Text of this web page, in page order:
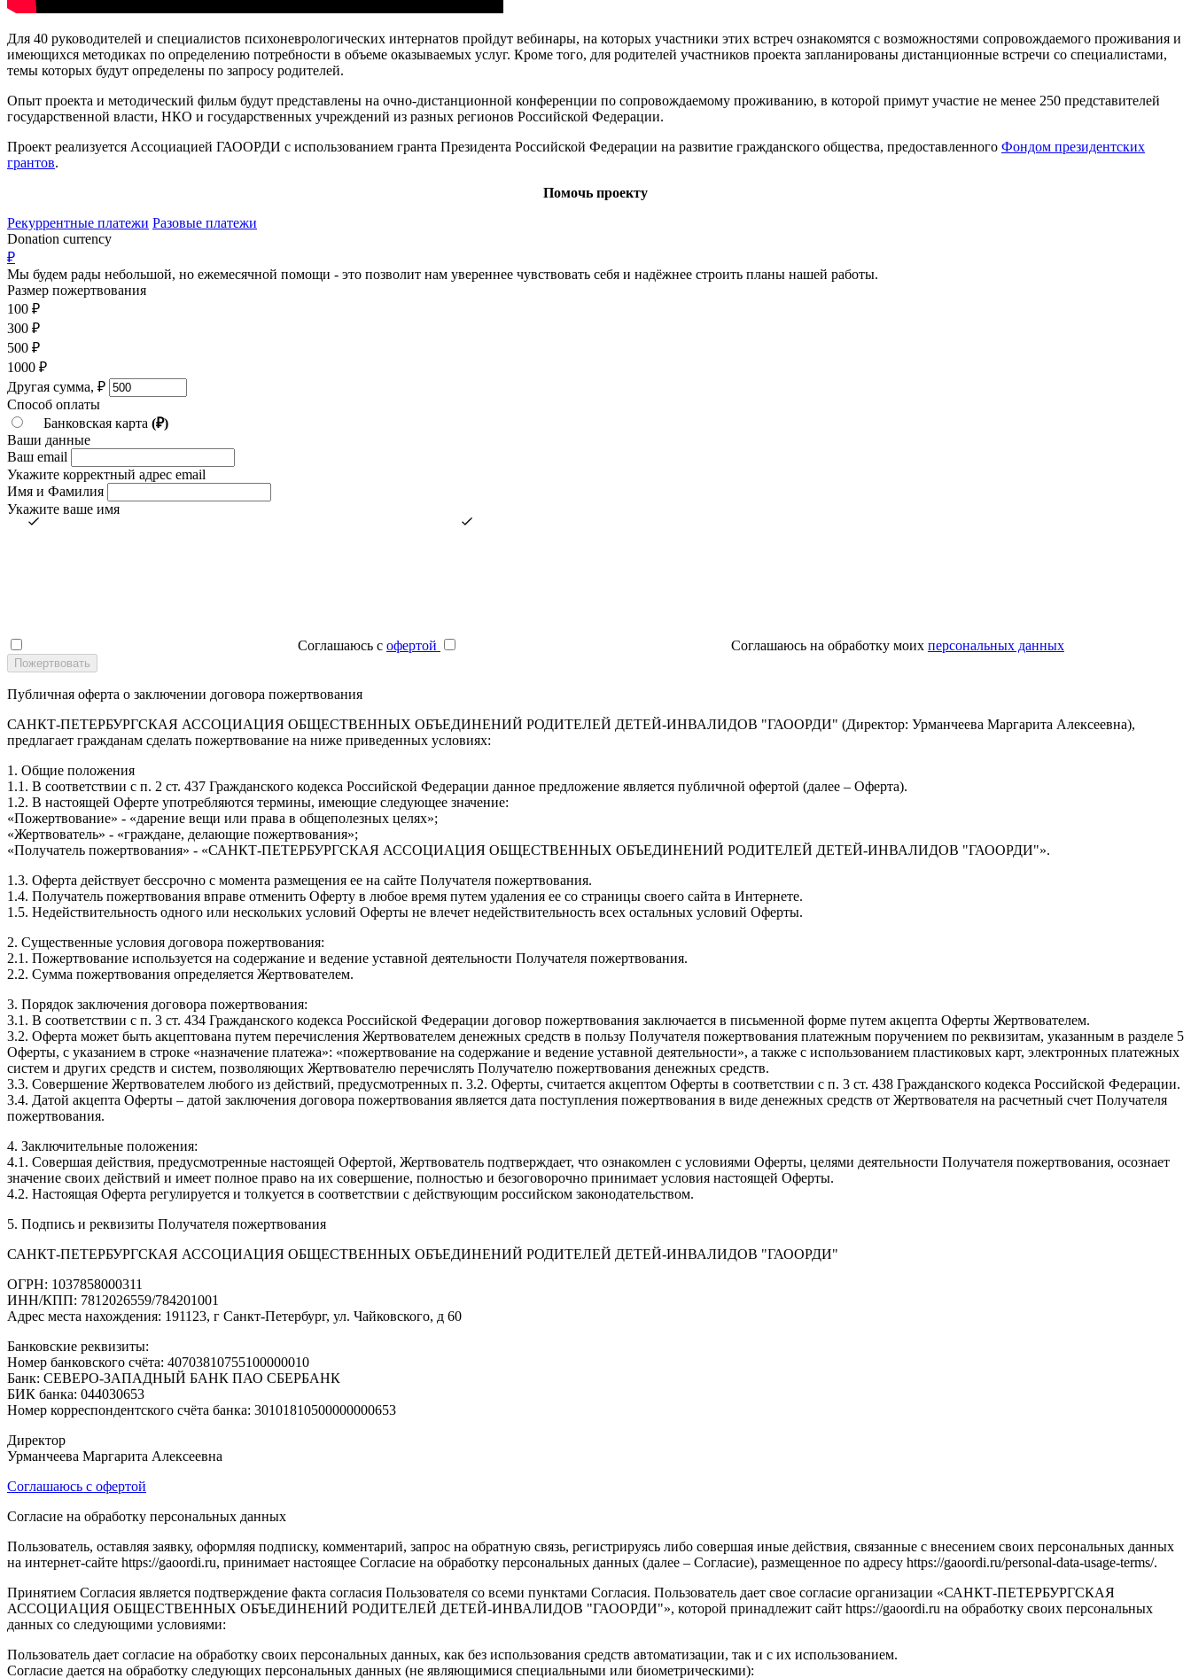
Для 40 руководителей и специалистов психоневрологических интернатов пройдут вебинары, на которых участники этих встреч ознакомятся с возможностями сопровождаемого проживания и
имеющихся методиках по определению потребности в объеме оказываемых услуг. Кроме того, для родителей участников проекта запланированы дистанционные встречи со специалистами,
темы которых будут определены по запросу родителей.
Опыт проекта и методический фильм будут представлены на очно-дистанционной конференции по сопровождаемому проживанию, в которой примут участие не менее 250 представителей
государственной власти, НКО и государственных учреждений из разных регионов Российской Федерации.
Проект реализуется Ассоциацией ГАООРДИ с использованием гранта Президента Российской Федерации на развитие гражданского общества, предоставленного Фондом президентских
грантов.
Помочь проекту
Рекуррентные платежи Разовые платежи
Donation currency
₽
Мы будем рады небольшой, но ежемесячной помощи - это позволит нам увереннее чувствовать себя и надёжнее строить планы нашей работы.
Размер пожертвования
100 ₽
300 ₽
500 ₽
1000 ₽
Другая сумма, ₽
Способ оплаты
Банковская карта (₽)
Ваши данные
Ваш email
Укажите корректный адрес email
Имя и Фамилия
Укажите ваше имя
Соглашаюсь с офертой Соглашаюсь на обработку моих персональных данных
Публичная оферта о заключении договора пожертвования
САНКТ-ПЕТЕРБУРГСКАЯ АССОЦИАЦИЯ ОБЩЕСТВЕННЫХ ОБЪЕДИНЕНИЙ РОДИТЕЛЕЙ ДЕТЕЙ-ИНВАЛИДОВ "ГАООРДИ" (Директор: Урманчеева Маргарита Алексеевна),
предлагает гражданам сделать пожертвование на ниже приведенных условиях:
1. Общие положения
1.1. В соответствии с п. 2 ст. 437 Гражданского кодекса Российской Федерации данное предложение является публичной офертой (далее – Оферта).
1.2. В настоящей Оферте употребляются термины, имеющие следующее значение:
«Пожертвование» - «дарение вещи или права в общеполезных целях»;
«Жертвователь» - «граждане, делающие пожертвования»;
«Получатель пожертвования» - «САНКТ-ПЕТЕРБУРГСКАЯ АССОЦИАЦИЯ ОБЩЕСТВЕННЫХ ОБЪЕДИНЕНИЙ РОДИТЕЛЕЙ ДЕТЕЙ-ИНВАЛИДОВ "ГАООРДИ"».
1.3. Оферта действует бессрочно с момента размещения ее на сайте Получателя пожертвования.
1.4. Получатель пожертвования вправе отменить Оферту в любое время путем удаления ее со страницы своего сайта в Интернете.
1.5. Недействительность одного или нескольких условий Оферты не влечет недействительность всех остальных условий Оферты.
2. Существенные условия договора пожертвования:
2.1. Пожертвование используется на содержание и ведение уставной деятельности Получателя пожертвования.
2.2. Сумма пожертвования определяется Жертвователем.
3. Порядок заключения договора пожертвования:
3.1. В соответствии с п. 3 ст. 434 Гражданского кодекса Российской Федерации договор пожертвования заключается в письменной форме путем акцепта Оферты Жертвователем.
3.2. Оферта может быть акцептована путем перечисления Жертвователем денежных средств в пользу Получателя пожертвования платежным поручением по реквизитам, указанным в разделе 5
Оферты, с указанием в строке «назначение платежа»: «пожертвование на содержание и ведение уставной деятельности», а также с использованием пластиковых карт, электронных платежных
систем и других средств и систем, позволяющих Жертвователю перечислять Получателю пожертвования денежных средств.
3.3. Совершение Жертвователем любого из действий, предусмотренных п. 3.2. Оферты, считается акцептом Оферты в соответствии с п. 3 ст. 438 Гражданского кодекса Российской Федерации.
3.4. Датой акцепта Оферты – датой заключения договора пожертвования является дата поступления пожертвования в виде денежных средств от Жертвователя на расчетный счет Получателя
пожертвования.
4. Заключительные положения:
4.1. Совершая действия, предусмотренные настоящей Офертой, Жертвователь подтверждает, что ознакомлен с условиями Оферты, целями деятельности Получателя пожертвования, осознает
значение своих действий и имеет полное право на их совершение, полностью и безоговорочно принимает условия настоящей Оферты.
4.2. Настоящая Оферта регулируется и толкуется в соответствии с действующим российском законодательством.
5. Подпись и реквизиты Получателя пожертвования
САНКТ-ПЕТЕРБУРГСКАЯ АССОЦИАЦИЯ ОБЩЕСТВЕННЫХ ОБЪЕДИНЕНИЙ РОДИТЕЛЕЙ ДЕТЕЙ-ИНВАЛИДОВ "ГАООРДИ"
ОГРН: 1037858000311
ИНН/КПП: 7812026559/784201001
Адрес места нахождения: 191123, г Санкт-Петербург, ул. Чайковского, д 60
Банковские реквизиты:
Номер банковского счёта: 40703810755100000010
Банк: СЕВЕРО-ЗАПАДНЫЙ БАНК ПАО СБЕРБАНК
БИК банка: 044030653
Номер корреспондентского счёта банка: 30101810500000000653
Директор
Урманчеева Маргарита Алексеевна
Соглашаюсь с офертой
Согласие на обработку персональных данных
Пользователь, оставляя заявку, оформляя подписку, комментарий, запрос на обратную связь, регистрируясь либо совершая иные действия, связанные с внесением своих персональных данных
на интернет-сайте https://gaoordi.ru, принимает настоящее Согласие на обработку персональных данных (далее – Согласие), размещенное по адресу https://gaoordi.ru/personal-data-usage-terms/.
Принятием Согласия является подтверждение факта согласия Пользователя со всеми пунктами Согласия. Пользователь дает свое согласие организации «САНКТ-ПЕТЕРБУРГСКАЯ
АССОЦИАЦИЯ ОБЩЕСТВЕННЫХ ОБЪЕДИНЕНИЙ РОДИТЕЛЕЙ ДЕТЕЙ-ИНВАЛИДОВ "ГАООРДИ"», которой принадлежит сайт https://gaoordi.ru на обработку своих персональных
данных со следующими условиями:
Пользователь дает согласие на обработку своих персональных данных, как без использования средств автоматизации, так и с их использованием.
Согласие дается на обработку следующих персональных данных (не являющимися специальными или биометрическими):